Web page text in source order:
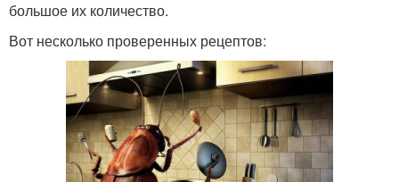
большое их количество.
Вот несколько проверенных рецептов: